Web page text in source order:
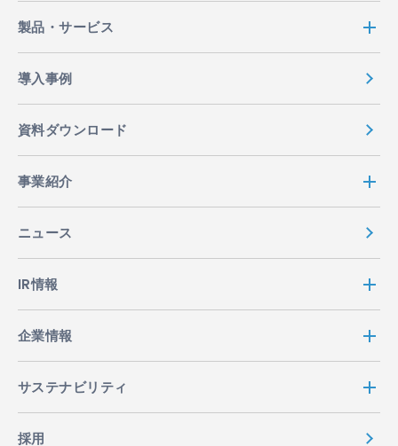
製品・サービス
導入事例
資料ダウンロード
事業紹介
ニュース
IR情報
企業情報
サステナビリティ
採用